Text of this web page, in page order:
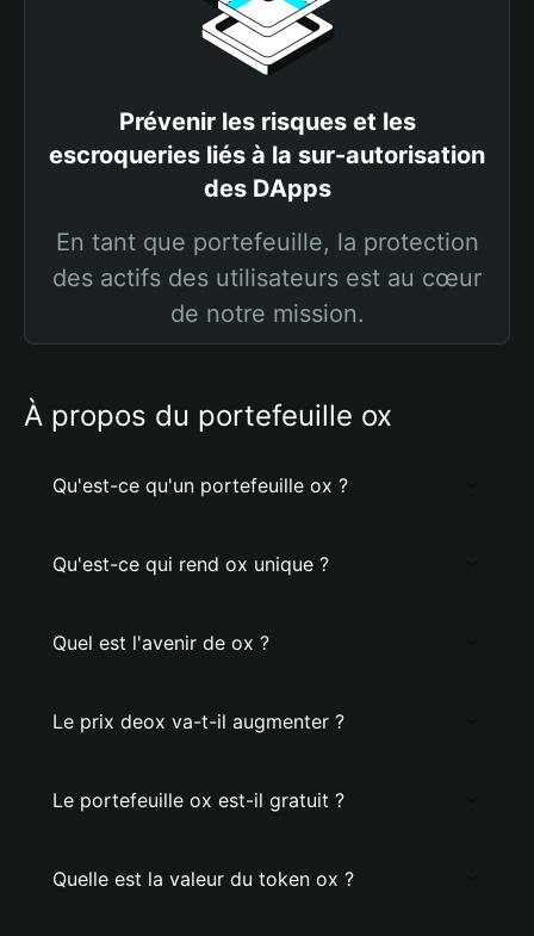
Prévenir les risques et les
escroqueries liés à la sur-autorisation
des DApps
En tant que portefeuille, la protection
des actifs des utilisateurs est au cœur
de notre mission.
À propos du portefeuille ox
Qu'est-ce qu'un portefeuille ox ?
Qu'est-ce qui rend ox unique ?
Quel est l'avenir de ox ?
Le prix deox va-t-il augmenter ?
Le portefeuille ox est-il gratuit ?
Quelle est la valeur du token ox ?